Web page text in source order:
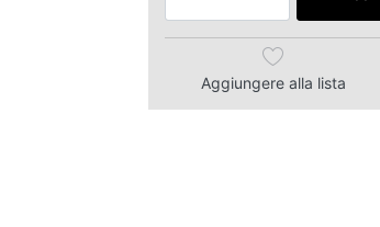
Aggiungere alla lista